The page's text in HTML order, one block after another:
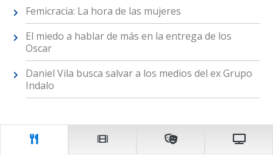
Femicracia: La hora de las mujeres
El miedo a hablar de más en la entrega de los
Oscar
Daniel Vila busca salvar a los medios del ex Grupo
Indalo